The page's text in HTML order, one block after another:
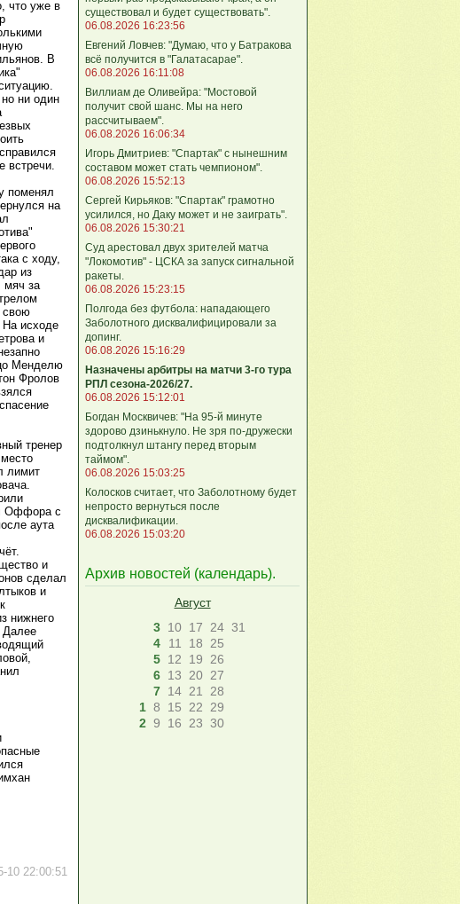
что уже в
В
ни один
встречи.
поменял
на
с ходу,
из
мяч за
свою
На исходе
и
Менделю
Фролов
тренер
лимит
Оффора с
аута
и
сделал
и
нижнего
Далее
10 22:00:51
существовал и будет существовать".
06.08.2026 16:23:56
Евгений Ловчев: "Думаю, что у Батракова
всё получится в "Галатасарае".
06.08.2026 16:11:08
Виллиам де Оливейра: "Мостовой
получит свой шанс. Мы на него
рассчитываем".
06.08.2026 16:06:34
Игорь Дмитриев: "Спартак" с нынешним
составом может стать чемпионом".
06.08.2026 15:52:13
Сергей Кирьяков: "Спартак" грамотно
усилился, но Даку может и не заиграть".
06.08.2026 15:30:21
Суд арестовал двух зрителей матча
"Локомотив" - ЦСКА за запуск сигнальной
ракеты.
06.08.2026 15:23:15
Полгода без футбола: нападающего
Заболотного дисквалифицировали за
допинг.
06.08.2026 15:16:29
Назначены арбитры на матчи 3-го тура
РПЛ сезона-2026/27.
06.08.2026 15:12:01
Богдан Москвичев: "На 95‑й минуте
здорово дзинькнуло. Не зря по‑дружески
подтолкнул штангу перед вторым
таймом".
06.08.2026 15:03:25
Колосков считает, что Заболотному будет
непросто вернуться после
дисквалификации.
06.08.2026 15:03:20
Архив новостей (календарь).
Август
3 10 17 24 31
4
11 18
25
5 12 19
26
6 13 20 27
7 14 21
28
1 8 15 22
29
2 9 16 23 30